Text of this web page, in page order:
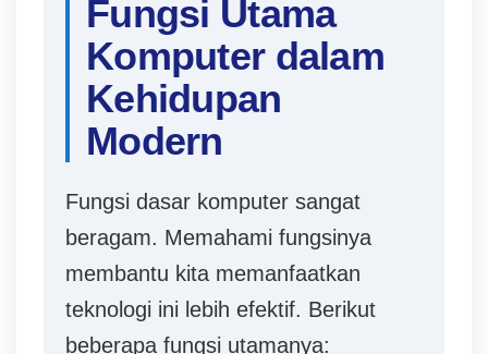
Fungsi Utama
Komputer dalam
Kehidupan
Modern
Fungsi dasar komputer sangat
beragam. Memahami fungsinya
membantu kita memanfaatkan
teknologi ini lebih efektif. Berikut
beberapa fungsi utamanya: